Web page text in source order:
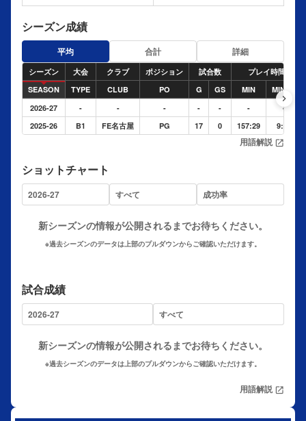
シーズン成績
平均 合計 詳細
シーズン 大会 クラブ ポジション 試合数
プレイ時間
SEASON
TYPE CLUB PO G GS MIN
MINPG
2026-27
- - - - - -
-
2025-26
B1 FE名古屋 PG 17 0 157:29 9:15
keyboard_arrow_right
用語解説 open_in_new
ショットチャート
新シーズンの情報が公開されるまでお待ちください。
※過去シーズンのデータは上部のプルダウンからご確認いただけます。
試合成績
新シーズンの情報が公開されるまでお待ちください。
※過去シーズンのデータは上部のプルダウンからご確認いただけます。
用語解説 open_in_new